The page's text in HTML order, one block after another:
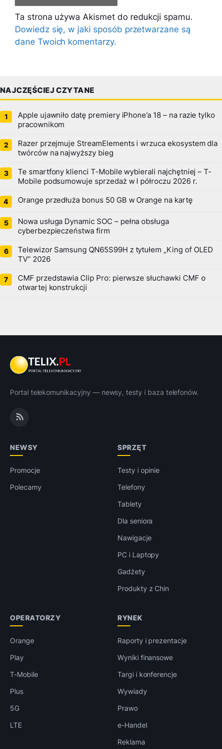
Ta strona używa Akismet do redukcji spamu.
Dowiedz się, w jaki sposób przetwarzane są
dane Twoich komentarzy.
NAJCZĘŚCIEJ CZYTANE
Apple ujawniło datę premiery iPhone’a 18 – na razie tylko
pracownikom
Razer przejmuje StreamElements i wrzuca ekosystem dla
twórców na najwyższy bieg
Te smartfony klienci T-Mobile wybierali najchętniej – T-
Mobile podsumowuje sprzedaż w I półroczu 2026 r.
Orange przedłuża bonus 50 GB w Orange na kartę
Nowa usługa Dynamic SOC – pełna obsługa
cyberbezpieczeństwa firm
Telewizor Samsung QN65S99H z tytułem „King of OLED
TV” 2026
CMF przedstawia Clip Pro: pierwsze słuchawki CMF o
otwartej konstrukcji
Portal telekomunikacyjny — newsy, testy i baza telefonów.
NEWSY
Promocje
Polecamy
SPRZĘT
Testy i opinie
Telefony
Tablety
Dla seniora
Nawigacje
PC i Laptopy
Gadżety
Produkty z Chin
OPERATORZY
Orange
Play
T-Mobile
Plus
5G
LTE
RYNEK
Raporty i prezentacje
Wyniki finansowe
Targi i konferencje
Wywiady
Prawo
e-Handel
Reklama